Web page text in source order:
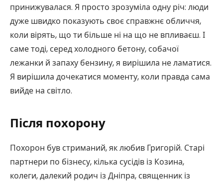
принижувалася. Я просто зрозуміла одну річ: люди
дуже швидко показують своє справжнє обличчя,
коли вірять, що ти більше ні на що не впливаєш. І
саме тоді, серед холодного бетону, собачої
лежанки й запаху бензину, я вирішила не ламатися.
Я вирішила дочекатися моменту, коли правда сама
вийде на світло.
Після похорону
Похорон був стриманий, як любив Григорій. Старі
партнери по бізнесу, кілька сусідів із Козина,
колеги, далекий родич із Дніпра, священник із